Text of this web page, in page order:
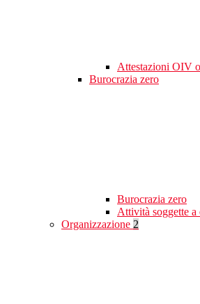
Attestazioni OIV
Burocrazia zero
Burocrazia zero
Attività soggette
Organizzazione 2